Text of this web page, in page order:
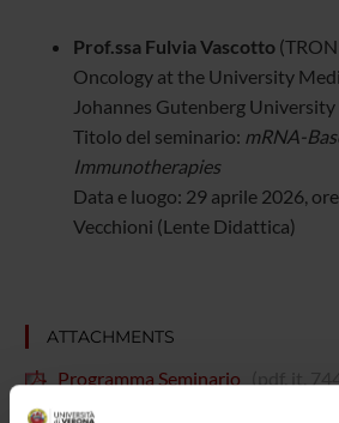
Prof.ssa Fulvia Vascotto
Oncology at the University
Johannes Gutenberg
Titolo del seminario: mRNA-
Immunotherapies
Data e luogo: 29 aprile 2026,
Vecchioni (Lente Didattica)
ATTACHMENTS
Programma Seminario